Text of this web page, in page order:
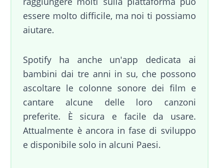
essere molto difficile, ma noi ti possiamo
aiutare.
Spotify ha anche un'app dedicata ai
bambini dai tre anni in su, che possono
ascoltare le colonne sonore dei film e
cantare alcune delle loro canzoni
preferite. È sicura e facile da usare.
Attualmente è ancora in fase di sviluppo
e disponibile solo in alcuni Paesi.